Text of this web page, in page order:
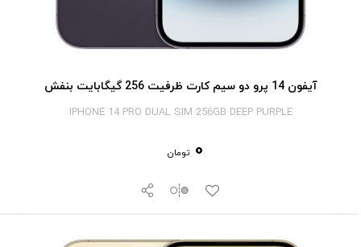
آیفون 14 پرو دو سیم کارت ظرفیت 256 گیگابایت بنفش
IPHONE 14 PRO DUAL SIM 256GB DEEP PURPLE
0 تومان